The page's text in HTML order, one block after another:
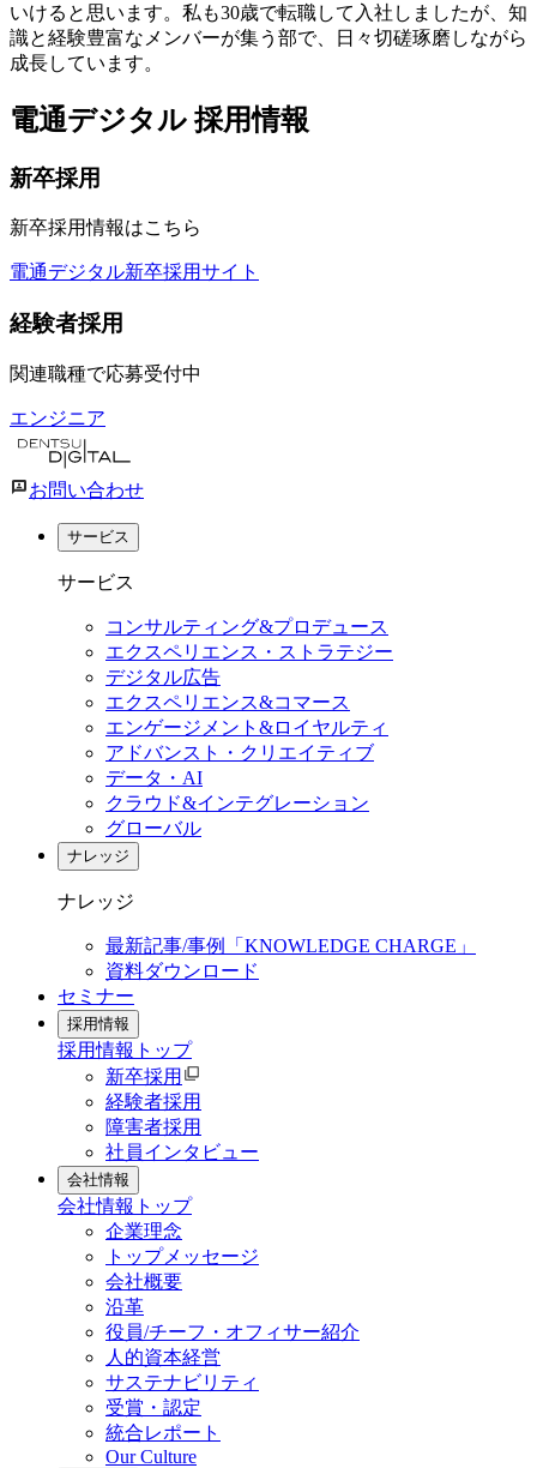
いけると思います。私も30歳で転職して入社しましたが、知
識と経験豊富なメンバーが集う部で、日々切磋琢磨しながら
成長しています。
電通デジタル 採用情報
新卒採用
新卒採用情報はこちら
電通デジタル新卒採用サイト
経験者採用
関連職種で応募受付中
エンジニア
お問い合わせ
サービス
サービス
コンサルティング&プロデュース
エクスペリエンス・ストラテジー
デジタル広告
エクスペリエンス&コマース
エンゲージメント&ロイヤルティ
アドバンスト・クリエイティブ
データ・AI
クラウド&インテグレーション
グローバル
ナレッジ
ナレッジ
最新記事/事例「KNOWLEDGE CHARGE」
資料ダウンロード
セミナー
採用情報
採用情報 トップ
新卒採用
経験者採用
障害者採用
社員インタビュー
会社情報
会社情報 トップ
企業理念
トップメッセージ
会社概要
沿革
役員/チーフ・オフィサー紹介
人的資本経営
サステナビリティ
受賞・認定
統合レポート
Our Culture